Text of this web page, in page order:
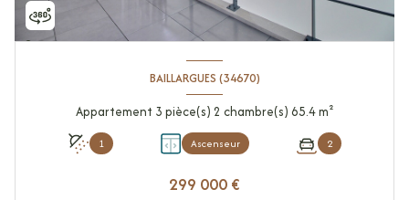
BAILLARGUES (34670)
Appartement 3 pièce(s) 2 chambre(s) 65.4 m²
1 Ascenseur 2
299 000 €